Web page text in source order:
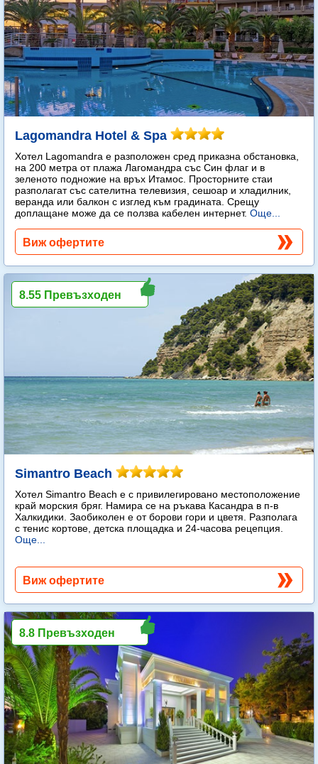
Lagomandra Hotel & Spa
Хотел Lagomandra е разположен сред приказна обстановка,
на 200 метра от плажа Лагомандра със Син флаг и в
зеленото подножие на връх Итамос. Просторните стаи
разполагат със сателитна телевизия, сешоар и хладилник,
веранда или балкон с изглед към градината. Срещу
доплащане може да се ползва кабелен интернет. Още...
Виж офертите
Simantro Beach
Хотел Simantro Beach е с привилегировано местоположение
край морския бряг. Намира се на ръкава Касандра в п-в
Халкидики. Заобиколен е от борови гори и цветя. Разполага
с тенис кортове, детска площадка и 24-часова рецепция.
Още...
8.55 Превъзходен
Виж офертите
8.8 Превъзходен